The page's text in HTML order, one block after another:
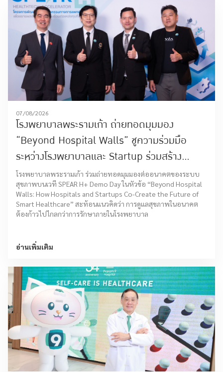
07/08/2026
โรงพยาบาลพระรามเก้า ถ่ายทอดมุมมอง
“Beyond Hospital Walls” ชูความร่วมมือ
ระหว่างโรงพยาบาลและ Startup ร่วมสร้าง
อนาคต Smart Healthcare
โรงพยาบาลพระรามเก้า ร่วมถ่ายทอดมุมมองต่ออนาคตของระบบ
สุขภาพบนเวที SPEAR H+ Demo Day ในหัวข้อ “Beyond Hospital
Walls: How Hospitals and Startups Co-Create the Future of
Smart Healthcare” สะท้อนแนวคิดว่า การดูแลสุขภาพในอนาคต
ต้องก้าวไปไกลกว่าการรักษาภายในโรงพยาบาล
อ่านเพิ่มเติม